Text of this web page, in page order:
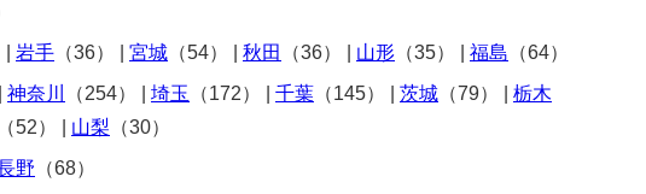
岩手 （36） 宮城 （54） 秋田 （36） 山形 （35） 福島 （64）
神奈川 （254） 埼玉 （172） 千葉 （145） 茨城 （79）
栃木
（52） 山梨 （30）
野 （68）